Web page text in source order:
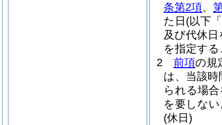
条第2項、
た日 (以下
及び代休
を指定す
2
前項の規
は、当該
られる場
を要しな
(休日)